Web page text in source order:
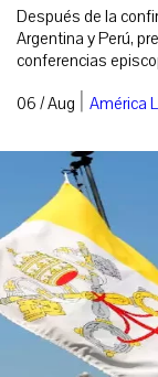
Después de la
Argentina y Perú,
conferencias
06 / Aug | América